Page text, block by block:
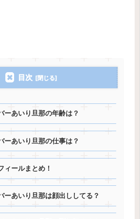
目次
ーあいり旦那の年齢は？
ーあいり旦那の仕事は？
ィールまとめ！
ーあいり旦那は顔出ししてる？